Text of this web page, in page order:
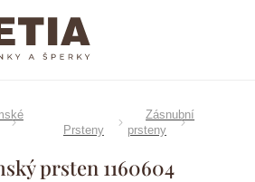
Prsteny
Zásnubní
prsteny
prsten 1160604